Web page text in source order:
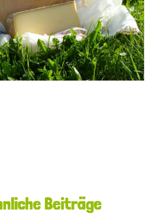
Beiträge